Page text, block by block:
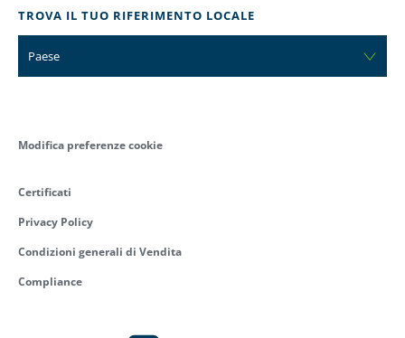
TROVA IL TUO RIFERIMENTO LOCALE
Paese
Modifica preferenze cookie
Certificati
Privacy Policy
Condizioni generali di Vendita
Compliance